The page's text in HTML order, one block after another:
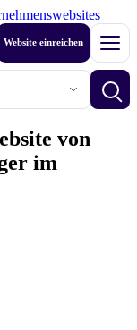
Website einreichen Menü
von
im